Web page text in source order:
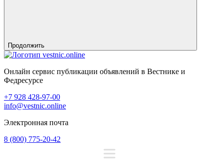
Продолжить
Онлайн сервис публикации объявлений в Вестнике и
Федресурсе
+7 928 428-97-00
info@vestnic.online
Электронная почта
8 (800) 775-20-42